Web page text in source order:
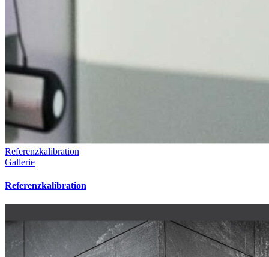
Referenzkalibration
Gallerie
Referenzkalibration